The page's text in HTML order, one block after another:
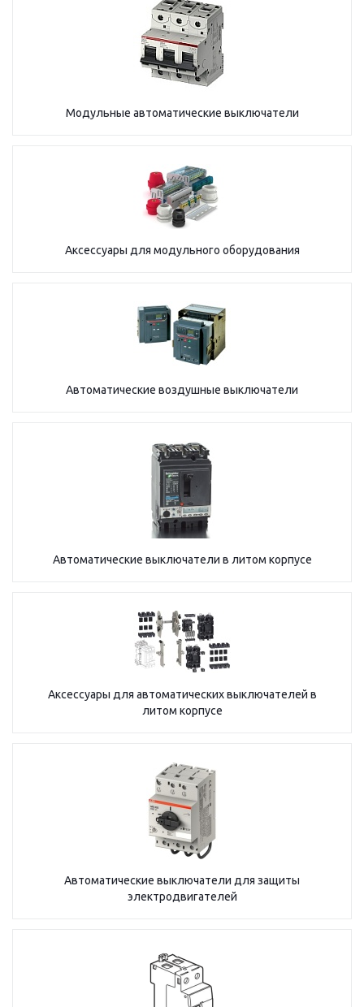
Модульные автоматические выключатели
Аксессуары для модульного оборудования
Автоматические воздушные выключатели
Автоматические выключатели в литом корпусе
Аксессуары для автоматических выключателей в
литом корпусе
Автоматические выключатели для защиты
электродвигателей